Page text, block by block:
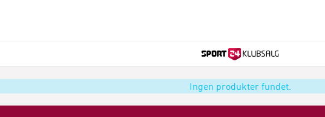
Ingen produkter fundet.